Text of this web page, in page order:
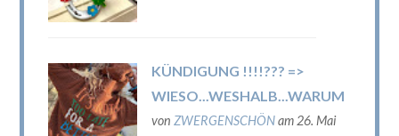
KÜNDIGUNG !!!!??? =>
WIESO...WESHALB...WARUM
von ZWERGENSCHÖNam 26. Mai